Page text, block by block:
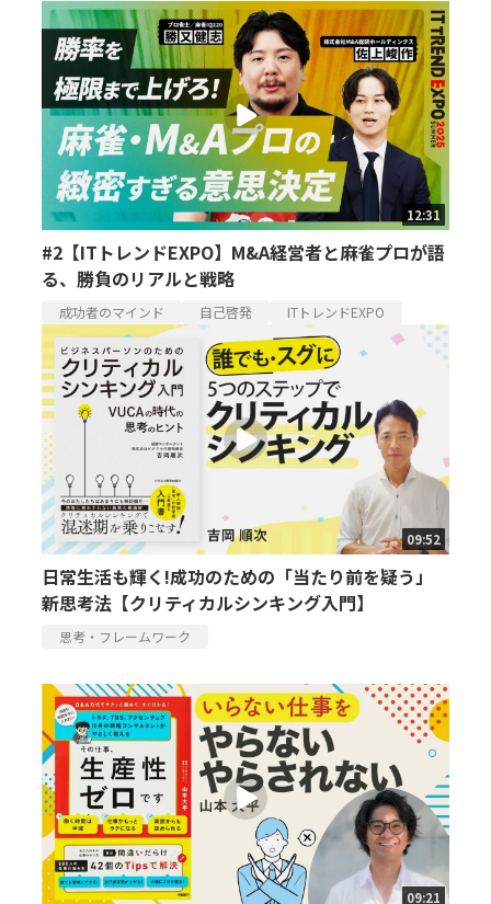
12:31
#2【ITトレンドEXPO】M&A経営者と麻雀プロが語
る、勝負のリアルと戦略
成功者のマインド 自己啓発 ITトレンドEXPO
09:52
日常生活も輝く!成功のための「当たり前を疑う」
新思考法【クリティカルシンキング入門】
思考・フレームワーク
09:21